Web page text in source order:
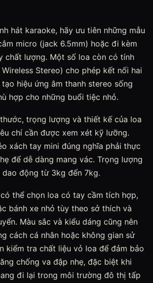
hát karaoke, hãy ưu tiên những mẫu
micro (jack 6.5mm) hoặc đi kèm
chất lượng. Một số loa còn có tính
Wireless Stereo) cho phép kết nối hai
hiệu ứng âm thanh stereo sống
hợp cho những buổi tiệc nhỏ.
trọng lượng và thiết kế của loa
chí cần được xem xét kỹ lưỡng.
xách tay mini đúng nghĩa phải thực
để dễ dàng mang vác. Trọng lượng
động từ 3kg đến 7kg.
thể chọn loa có tay cầm tích hợp,
bánh xe nhỏ tùy theo sở thích và
Màu sắc và kiểu dáng cũng nên
cách cá nhân hoặc không gian sử
kiểm tra chất liệu vỏ loa để đảm bảo
chống va đập nhẹ, đặc biệt khi
đi lại trong môi trường đô thị tấp